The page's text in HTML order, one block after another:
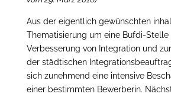
Aus der eigentlich gewünschten
Thematisierung um eine Bufdi-Stelle
Verbesserung von Integration und
der städtischen
sich zunehmend eine intensive
einer bestimmten Bewerberin.